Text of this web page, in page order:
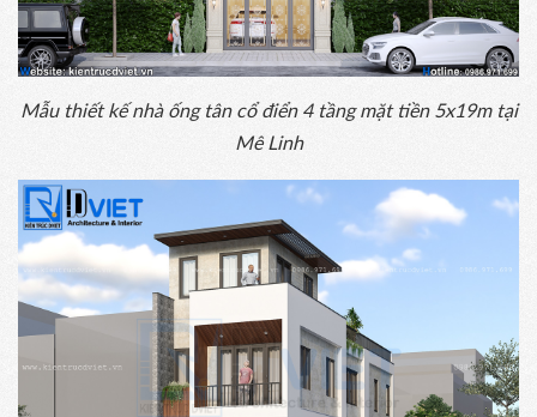
Mẫu thiết kế nhà ống tân cổ điển 4 tầng mặt tiền 5x19m tại
Mê Linh